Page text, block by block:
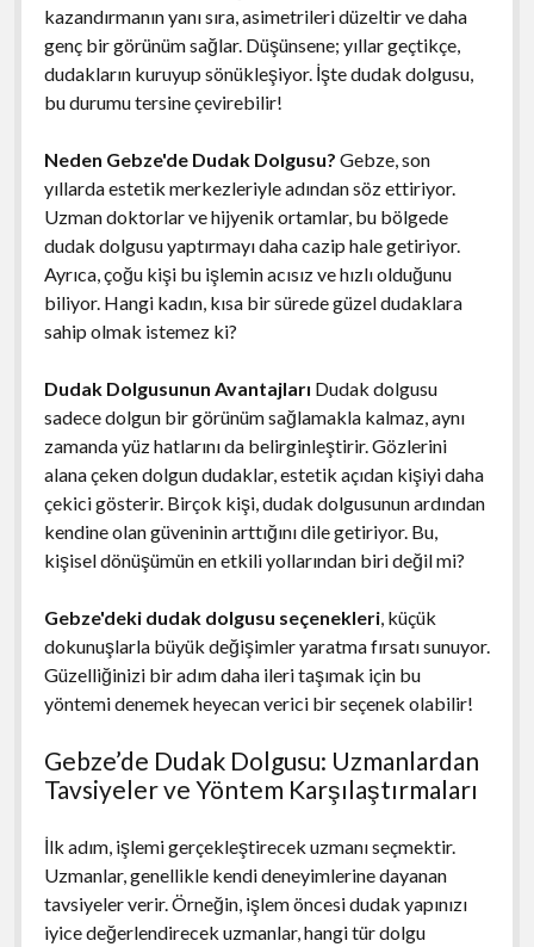
kazandırmanın yanı sıra, asimetrileri düzeltir ve daha
genç bir görünüm sağlar. Düşünsene; yıllar geçtikçe,
dudakların kuruyup sönükleşiyor. İşte dudak dolgusu,
bu durumu tersine çevirebilir!
Neden Gebze'de Dudak Dolgusu? Gebze, son
yıllarda estetik merkezleriyle adından söz ettiriyor.
Uzman doktorlar ve hijyenik ortamlar, bu bölgede
dudak dolgusu yaptırmayı daha cazip hale getiriyor.
Ayrıca, çoğu kişi bu işlemin acısız ve hızlı olduğunu
biliyor. Hangi kadın, kısa bir sürede güzel dudaklara
sahip olmak istemez ki?
Dudak Dolgusunun Avantajları Dudak dolgusu
sadece dolgun bir görünüm sağlamakla kalmaz, aynı
zamanda yüz hatlarını da belirginleştirir. Gözlerini
alana çeken dolgun dudaklar, estetik açıdan kişiyi daha
çekici gösterir. Birçok kişi, dudak dolgusunun ardından
kendine olan güveninin arttığını dile getiriyor. Bu,
kişisel dönüşümün en etkili yollarından biri değil mi?
Gebze'deki dudak dolgusu seçenekleri, küçük
dokunuşlarla büyük değişimler yaratma fırsatı sunuyor.
Güzelliğinizi bir adım daha ileri taşımak için bu
yöntemi denemek heyecan verici bir seçenek olabilir!
Gebze’de Dudak Dolgusu: Uzmanlardan
Tavsiyeler ve Yöntem Karşılaştırmaları
İlk adım, işlemi gerçekleştirecek uzmanı seçmektir.
Uzmanlar, genellikle kendi deneyimlerine dayanan
tavsiyeler verir. Örneğin, işlem öncesi dudak yapınızı
iyice değerlendirecek uzmanlar, hangi tür dolgu